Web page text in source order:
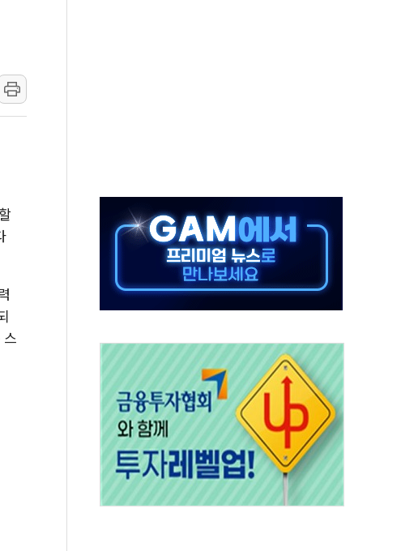
출 풀고 재개발·재건축 촉진하는 것이 부동산 정상화"
관저 이전 감사 무마' 유병호 감사위원 구속 기소
혐의' 차가원 대표 구속 송치